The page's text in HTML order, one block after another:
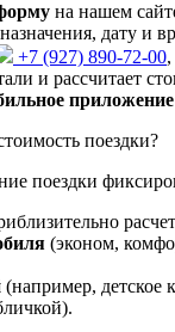
на нашем
дату и
+7 (927) 890-72-00
и рассчитает
приложение
поездки?
поездки
(эконом,
(например, детское